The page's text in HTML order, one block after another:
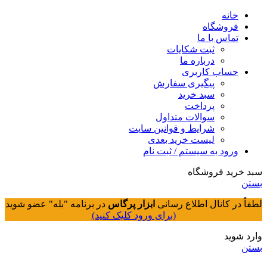
خانه
فروشگاه
تماس با ما
ثبت شکایات
درباره ما
حساب کاربری
پیگیری سفارش
سبد خرید
پرداخت
سوالات متداول
شرایط و قوانین سایت
لیست خرید بعدی
ورود به سیستم / ثبت نام
سبد خرید فروشگاه
بستن
لطفاً در کانال اطلاع رسانی ابزار پرگاس در برنامه "بله" عضو شوید
(برای ورود کلیک کنید)
وارد شوید
بستن